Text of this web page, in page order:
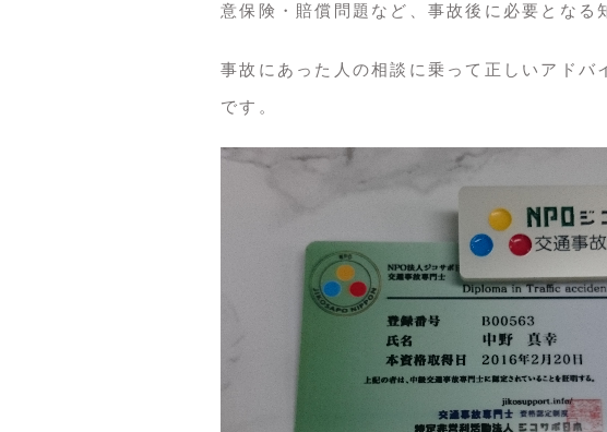
意保険・賠償問題など、事故後に必要となる
事故にあった人の相談に乗って正しいアドバ
です。